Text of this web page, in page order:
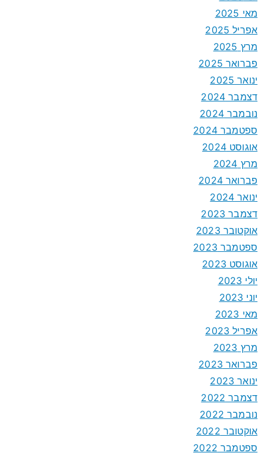
מאי 2025
אפריל 2025
מרץ 2025
פברואר 2025
ינואר 2025
דצמבר 2024
נובמבר 2024
ספטמבר 2024
אוגוסט 2024
מרץ 2024
פברואר 2024
ינואר 2024
דצמבר 2023
אוקטובר 2023
ספטמבר 2023
אוגוסט 2023
יולי 2023
יוני 2023
מאי 2023
אפריל 2023
מרץ 2023
פברואר 2023
ינואר 2023
דצמבר 2022
נובמבר 2022
אוקטובר 2022
ספטמבר 2022